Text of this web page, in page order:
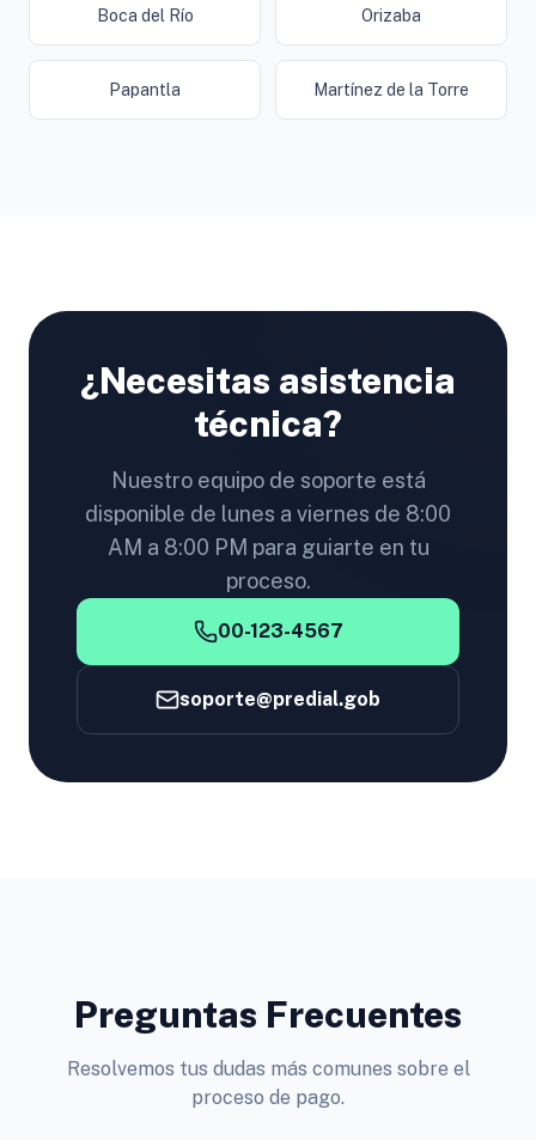
Boca del Río Orizaba
Papantla Martínez de la Torre
¿Necesitas asistencia
técnica?
Nuestro equipo de soporte está
disponible de lunes a viernes de 8:00
AM a 8:00 PM para guiarte en tu
proceso.
00-123-4567
soporte@predial.gob
Preguntas Frecuentes
Resolvemos tus dudas más comunes sobre el
proceso de pago.